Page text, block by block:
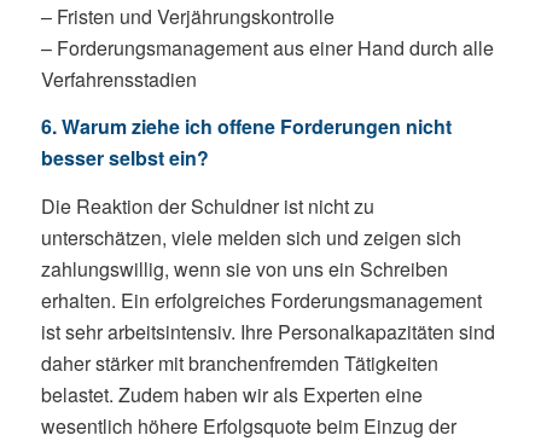
– Fristen und Verjährungskontrolle
– Forderungsmanagement aus einer Hand durch alle
Verfahrensstadien
6. Warum ziehe ich offene Forderungen nicht
besser selbst ein?
Die Reaktion der Schuldner ist nicht zu
unterschätzen, viele melden sich und zeigen sich
zahlungswillig, wenn sie von uns ein Schreiben
erhalten. Ein erfolgreiches Forderungsmanagement
ist sehr arbeitsintensiv. Ihre Personalkapazitäten sind
daher stärker mit branchenfremden Tätigkeiten
belastet. Zudem haben wir als Experten eine
wesentlich höhere Erfolgsquote beim Einzug der